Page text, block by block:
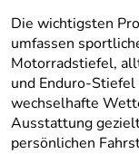
Die wichtigsten
umfassen
Motorradstiefel,
und Enduro-
wechselhafte
Ausstattung
persönlichen